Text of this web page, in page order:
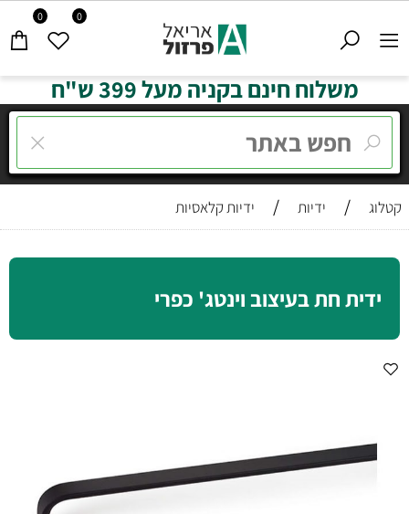
0 0
משלוח חינם בקניה מעל 399 ש"ח
קטלוג / ידיות / ידיות קלאסיות
ידית חת בעיצוב וינטג' כפרי